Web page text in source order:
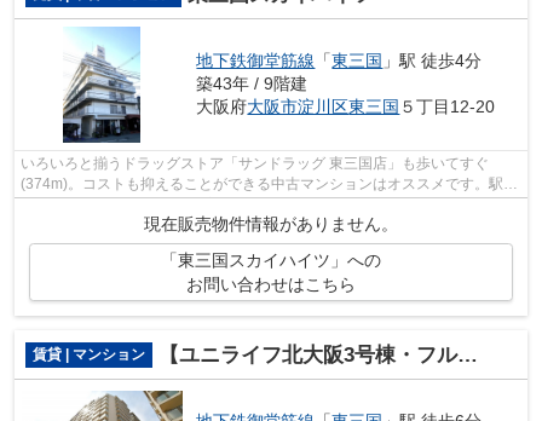
地下鉄御堂筋線 「東三国 」駅 徒歩4分
築43年 / 9階建
大阪府大阪市淀川区東三国 ５丁目12-20
いろいろと揃うドラッグストア「サンドラッグ 東三国店」も歩いてすぐ
(374m)。コストも抑えることができる中古マンションはオススメです。駅ま
で徒歩4分の位置にある、好立地な物件で...
現在販売物件情報がありません。
「東三国スカイハイツ」への
お問い合わせはこちら
賃貸 | マンション 【ユニライフ北大阪3号棟・フルリフォーム予定物件】